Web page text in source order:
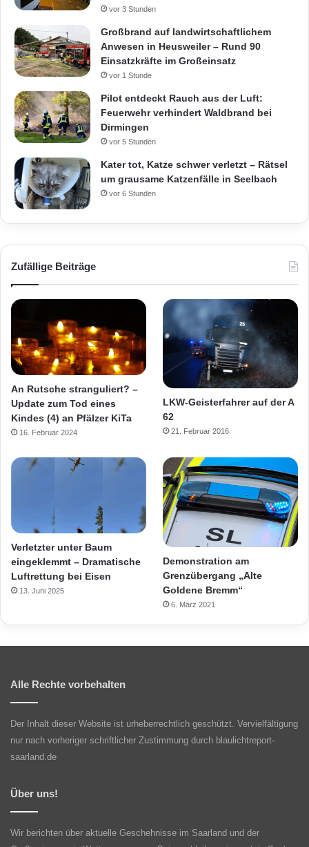
vor 3 Stunden
Großbrand auf landwirtschaftlichem
Anwesen in Heusweiler – Rund 90
Einsatzkräfte im Großeinsatz
vor 1 Stunde
Pilot entdeckt Rauch aus der Luft:
Feuerwehr verhindert Waldbrand bei
Dirmingen
vor 5 Stunden
Kater tot, Katze schwer verletzt – Rätsel
um grausame Katzenfälle in Seelbach
vor 6 Stunden
Zufällige Beiträge
An Rutsche stranguliert? –
Update zum Tod eines
Kindes (4) an Pfälzer KiTa
16. Februar 2024
LKW-Geisterfahrer auf der A
62
21. Februar 2016
Verletzter unter Baum
eingeklemmt – Dramatische
Luftrettung bei Eisen
13. Juni 2025
Demonstration am
Grenzübergang „Alte
Goldene Bremm“
6. März 2021
Alle Rechte vorbehalten
Der Inhalt dieser Website ist urheberrechtlich geschützt. Vervielfältigung
nur nach vorheriger schriftlicher Zustimmung durch blaulichtreport-
saarland.de
Über uns!
Wir berichten über aktuelle Geschehnisse im Saarland und der